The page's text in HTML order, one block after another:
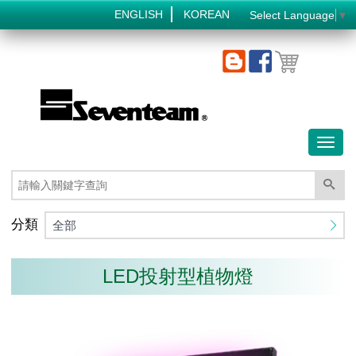
ENGLISH KOREAN Select Language ▼
分類 全部
LED投射型植物燈